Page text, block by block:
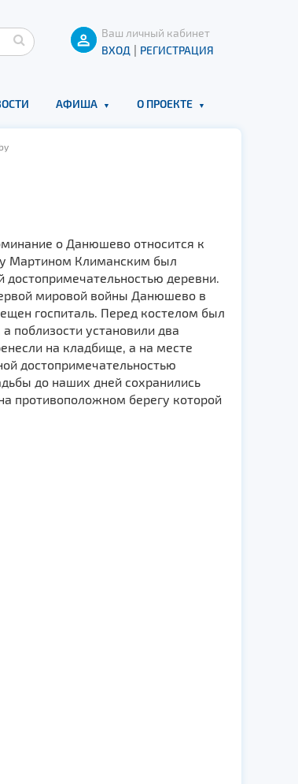
Ваш личный кабинет
ВХОД | РЕГИСТРАЦИЯ
АФИША О ПРОЕКТЕ
о Данюшево относится к
Мартином Климанским был
деревни.
мировой войны Данюшево в
госпиталь. Перед костелом был
поблизости установили два
на кладбище, а на месте
достопримечательностью
до наших дней сохранились
противоположном берегу которой